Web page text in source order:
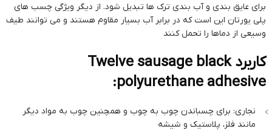
برای عایق بندی و آب بندی ترک ها تبدیل شود. از دیگر ویژگی چسب های
پلی یورتان این است که در برابر آب بسیار مقاوم هستند و می توانند طیف
وسیعی از دماها را تحمل کنند
کاربرد Twelve sausage black
polyurethane adhesive:
نجاری: برای چسباندن چوب به چوب و همچنین چوب به مواد دیگر
مانند فلز، پلاستیک و شیشه